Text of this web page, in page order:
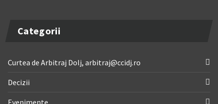
Categorii
Curtea de Arbitraj Dolj, arbitraj@ccidj.ro
Decizii